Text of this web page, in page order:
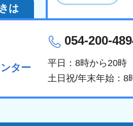
は
ター
054-200-
平日：8時から20時
土日祝/年末年始：8